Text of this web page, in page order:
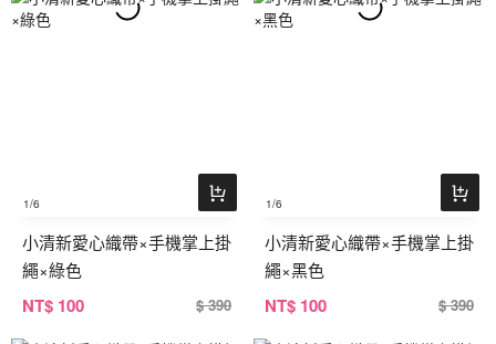
1/6
小清新愛心織帶×手機掌上掛
繩×綠色
NT$ 100 $ 390
1/6
小清新愛心織帶×手機掌上掛
繩×黑色
NT$ 100 $ 390